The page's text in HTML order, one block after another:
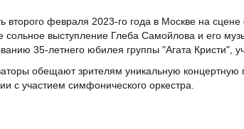
второго февраля 2023-го года в Москве на
сольное выступление Глеба Самойлова и его
35-летнего юбилея группы "Агата Кристи",
обещают зрителям уникальную
с участием симфонического оркестра.